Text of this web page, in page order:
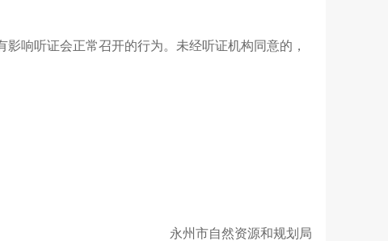
响听证会正常召开的行为。未经听证机构同意的，
永州市自然资源和规划局